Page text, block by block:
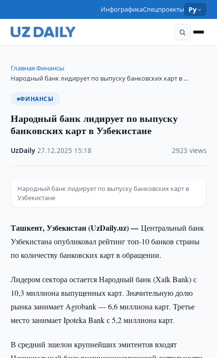
ИнфографикаСпецпроекты Ру
Главная›Финансы›
Народный банк лидирует по выпуску банковских карт в …
ФИНАНСЫ
Народный банк лидирует по выпуску
банковских карт в Узбекистане
UzDaily ·27.12.2025 15:18 2923 views
Народный банк лидирует по выпуску банковских карт в
Узбекистане
Ташкент, Узбекистан (UzDaily.uz) —Центральный банк
Узбекистана опубликовал рейтинг топ-10 банков страны
по количеству банковских карт в обращении.
Лидером сектора остается Народный банк (Xalk Bank) с
10,3 миллиона выпущенных карт. Значительную долю
рынка занимает Agrobank — 6,6 миллиона карт. Третье
место занимает Ipoteka Bank с 5,2 миллиона карт.
В средний эшелон крупнейших эмитентов входят